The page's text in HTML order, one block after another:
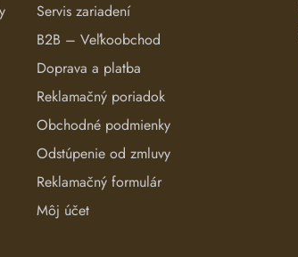
Servis zariadení
B2B – Veľkoobchod
Doprava a platba
Reklamačný poriadok
Obchodné podmienky
Odstúpenie od zmluvy
Reklamačný formulár
Môj účet